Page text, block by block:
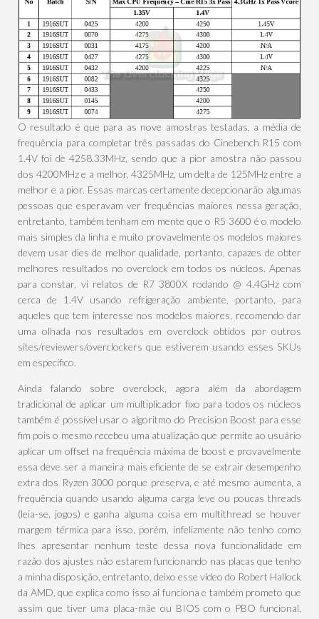
O resultado é que para as nove amostras testadas, a média de
frequência para completar três passadas do Cinebench R15 com
1.4V foi de 4258.33MHz, sendo que a pior amostra não passou
dos 4200MHz e a melhor, 4325MHz, um delta de 125MHz entre a
melhor e a pior. Essas marcas certamente decepcionarão algumas
pessoas que esperavam ver frequências maiores nessa geração,
entretanto, também tenham em mente que o R5 3600 é o modelo
mais simples da linha e muito provavelmente os modelos maiores
devem usar dies de melhor qualidade, portanto, capazes de obter
melhores resultados no overclock em todos os núcleos. Apenas
para constar, vi relatos de R7 3800X rodando @ 4.4GHz com
cerca de 1.4V usando refrigeração ambiente, portanto, para
aqueles que tem interesse nos modelos maiores, recomendo dar
uma olhada nos resultados em overclock obtidos por outros
sites/reviewers/overclockers que estiverem usando esses SKUs
em especifico.
Ainda falando sobre overclock, agora além da abordagem
tradicional de aplicar um multiplicador fixo para todos os núcleos
também é possível usar o algoritmo do Precision Boost para esse
fim pois o mesmo recebeu uma atualização que permite ao usuário
aplicar um offset na frequência máxima de boost e provavelmente
essa deve ser a maneira mais eficiente de se extrair desempenho
extra dos Ryzen 3000 porque preserva, e até mesmo aumenta, a
frequência quando usando alguma carga leve ou poucas threads
(leia-se, jogos) e ganha alguma coisa em multithread se houver
margem térmica para isso, porém, infelizmente não tenho como
lhes apresentar nenhum teste dessa nova funcionalidade em
razão dos ajustes não estarem funcionando nas placas que tenho
a minha disposição, entretanto, deixo esse vídeo do Robert Hallock
da AMD, que explica como isso ai funciona e também prometo que
assim que tiver uma placa-mãe ou BIOS com o PBO funcional,